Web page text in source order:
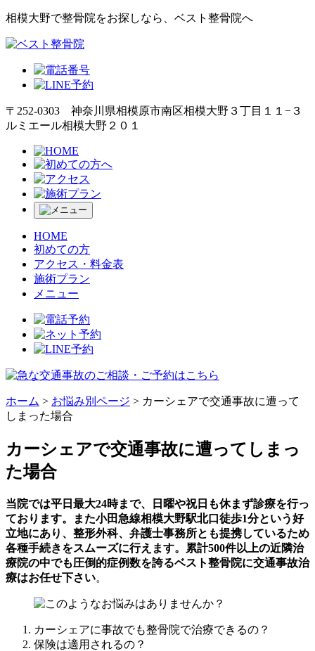
相模大野で整骨院をお探しなら、ベスト整骨院へ
〒252-0303 神奈川県相模原市南区相模大野３丁目１１−３
ルミエール相模大野２０１
HOME
初めての方
アクセス・料金表
施術プラン
メニュー
ホーム > お悩み別ページ > カーシェアで交通事故に遭って
しまった場合
カーシェアで交通事故に遭ってしまっ
た場合
当院では平日最大24時まで、日曜や祝日も休まず診療を行っ
ております。また小田急線相模大野駅北口徒歩1分という好
立地にあり、整形外科、弁護士事務所とも提携しているため
各種手続きをスムーズに行えます。累計500件以上の近隣治
療院の中でも圧倒的症例数を誇るベスト整骨院に交通事故治
療はお任せ下さい。
カーシェアに事故でも整骨院で治療できるの？
保険は適用されるの？